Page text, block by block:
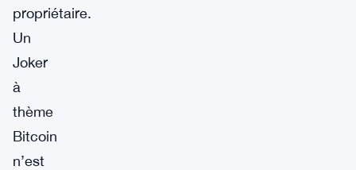
propriétaire.
Un
Joker
à
thème
Bitcoin
n’est